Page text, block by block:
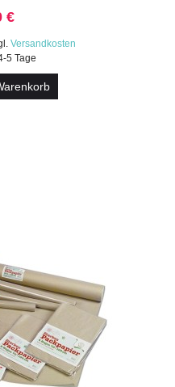
€
Versandkosten
5 Tage